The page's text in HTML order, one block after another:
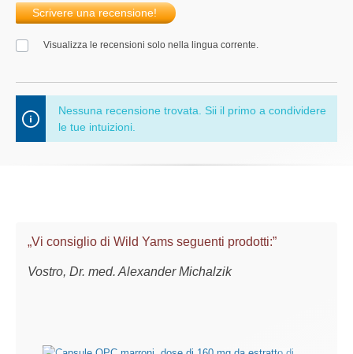
Scrivere una recensione!
Visualizza le recensioni solo nella lingua corrente.
Nessuna recensione trovata. Sii il primo a condividere
le tue intuizioni.
„Vi consiglio di Wild Yams seguenti prodotti:”
Vostro, Dr. med. Alexander Michalzik